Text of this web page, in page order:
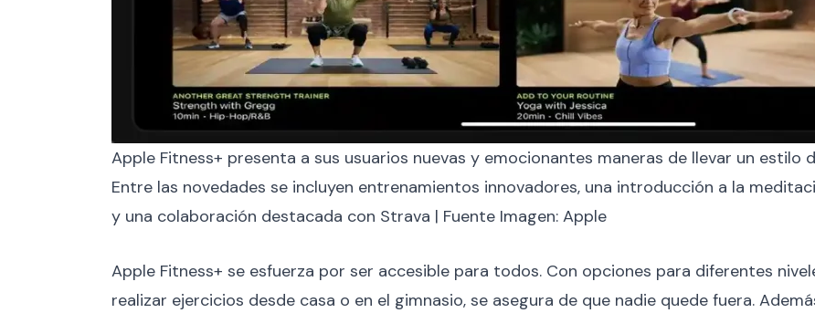
Apple Fitness+ presenta a sus usuarios nuevas y emocionantes maneras de llevar un
Entre las novedades se incluyen entrenamientos innovadores, una introducción a la
y una colaboración destacada con Strava | Fuente Imagen: Apple
Apple Fitness+ se esfuerza por ser accesible para todos. Con opciones para diferentes
realizar ejercicios desde casa o en el gimnasio, se asegura de que nadie quede fuera.